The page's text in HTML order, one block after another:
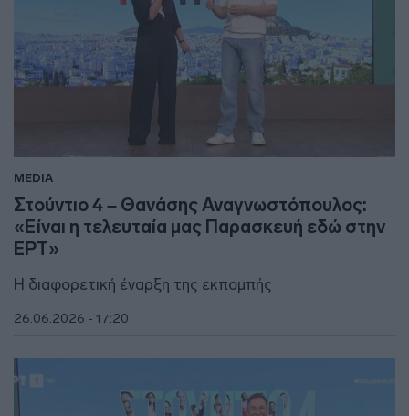
MEDIA
Στούντιο 4 – Θανάσης Αναγνωστόπουλος:
«Είναι η τελευταία μας Παρασκευή εδώ στην
ΕΡΤ»
Η διαφορετική έναρξη της εκπομπής
26.06.2026 - 17:20